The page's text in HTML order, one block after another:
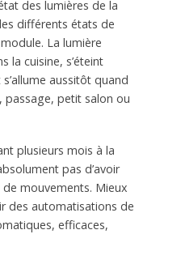
des lumières de la
différents états de
La lumière
la cuisine, s’éteint
aussitôt quand
passage, petit salon ou
plusieurs mois à la
pas d’avoir
mouvements. Mieux
des automatisations de
efficaces,